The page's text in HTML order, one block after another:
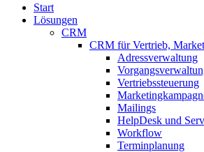
Start
Lösungen
CRM
CRM für Vertrieb,
Adressverwaltung
Vertriebssteuerung
Mailings
HelpDesk und
Workflow
Terminplanung